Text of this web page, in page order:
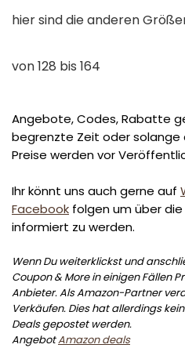
hier sind die anderen
von 128 bis 164
Angebote, Codes, Rabatte
begrenzte Zeit oder solange
Preise werden vor
Ihr könnt uns auch gerne auf
Facebook folgen um über
informiert zu werden.
Wenn Du weiterklickst und
Coupon & More in einigen Fällen
Anbieter. Als Amazon-Partner
Verkäufen. Dies hat allerdings
Deals gepostet werden.
AngebotAmazon deals